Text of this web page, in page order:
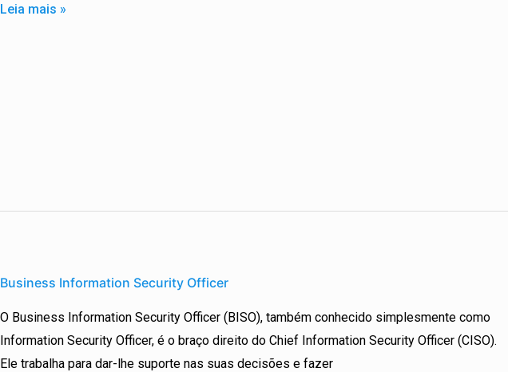
Leia mais »
Business Information Security Officer
O Business Information Security Officer (BISO), também conhecido simplesmente como
Information Security Officer, é o braço direito do Chief Information Security Officer (CISO).
Ele trabalha para dar-lhe suporte nas suas decisões e fazer
Information
Officer